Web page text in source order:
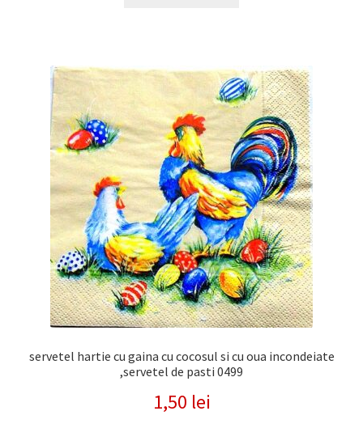
servetel hartie cu gaina cu cocosul si cu oua incondeiate
,servetel de pasti 0499
1,50 lei